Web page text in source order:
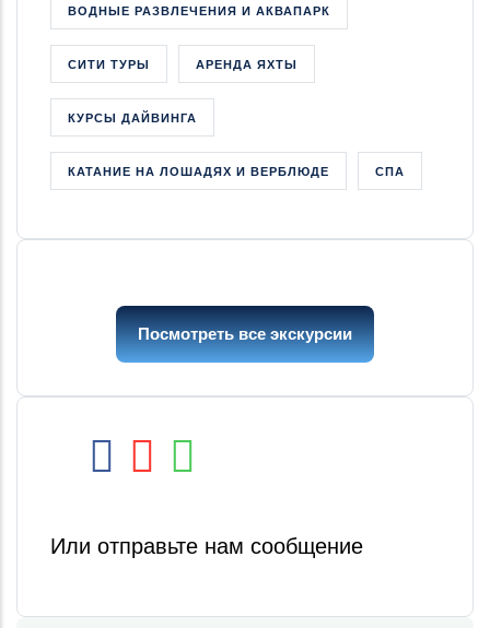
ВОДНЫЕ РАЗВЛЕЧЕНИЯ И АКВАПАРК
СИТИ ТУРЫ АРЕНДА ЯХТЫ
КУРСЫ ДАЙВИНГА
КАТАНИЕ НА ЛОШАДЯХ И ВЕРБЛЮДЕ СПА
Посмотреть все экскурсии
Или отправьте нам сообщение